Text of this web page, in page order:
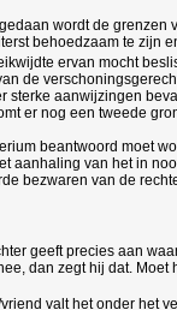
wordt de grenzen
behoedzaam te zijn
ervan mocht
de
aanwijzingen
er nog een tweede
beantwoord moet
aanhaling van het in
bezwaren van de
geeft precies aan
dan zegt hij dat.
valt het onder het